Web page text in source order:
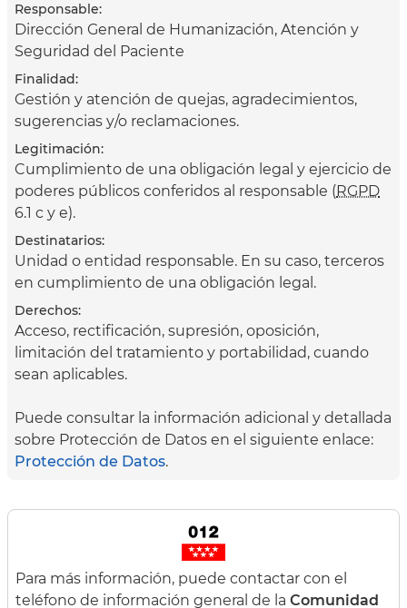
Responsable:
Dirección General de Humanización, Atención y
Seguridad del Paciente
Finalidad:
Gestión y atención de quejas, agradecimientos,
sugerencias y/o reclamaciones.
Legitimación:
Cumplimiento de una obligación legal y ejercicio de
poderes públicos conferidos al responsable ( RGPD
6.1 c y e).
Destinatarios:
Unidad o entidad responsable. En su caso, terceros
en cumplimiento de una obligación legal.
Derechos:
Acceso, rectificación, supresión, oposición,
limitación del tratamiento y portabilidad, cuando
sean aplicables.
Puede consultar la información adicional y detallada
sobre Protección de Datos en el siguiente enlace:
Protección de Datos.
Para más información, puede contactar con el
teléfono de información general de la Comunidad